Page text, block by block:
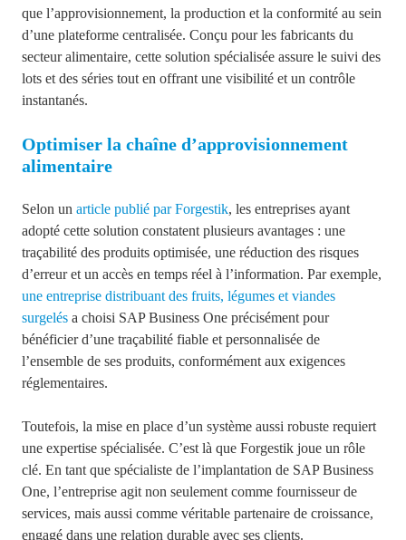
que l’approvisionnement, la production et la conformité au sein
d’une plateforme centralisée. Conçu pour les fabricants du
secteur alimentaire, cette solution spécialisée assure le suivi des
lots et des séries tout en offrant une visibilité et un contrôle
instantanés.
Optimiser la chaîne d’approvisionnement
alimentaire
Selon un article publié par Forgestik, les entreprises ayant
adopté cette solution constatent plusieurs avantages : une
traçabilité des produits optimisée, une réduction des risques
d’erreur et un accès en temps réel à l’information. Par exemple,
une entreprise distribuant des fruits, légumes et viandes
surgelés a choisi SAP Business One précisément pour
bénéficier d’une traçabilité fiable et personnalisée de
l’ensemble de ses produits, conformément aux exigences
réglementaires.
Toutefois, la mise en place d’un système aussi robuste requiert
une expertise spécialisée. C’est là que Forgestik joue un rôle
clé. En tant que spécialiste de l’implantation de SAP Business
One, l’entreprise agit non seulement comme fournisseur de
services, mais aussi comme véritable partenaire de croissance,
engagé dans une relation durable avec ses clients.